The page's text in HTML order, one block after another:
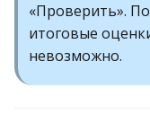
«Проверить».
итоговые
невозможно.